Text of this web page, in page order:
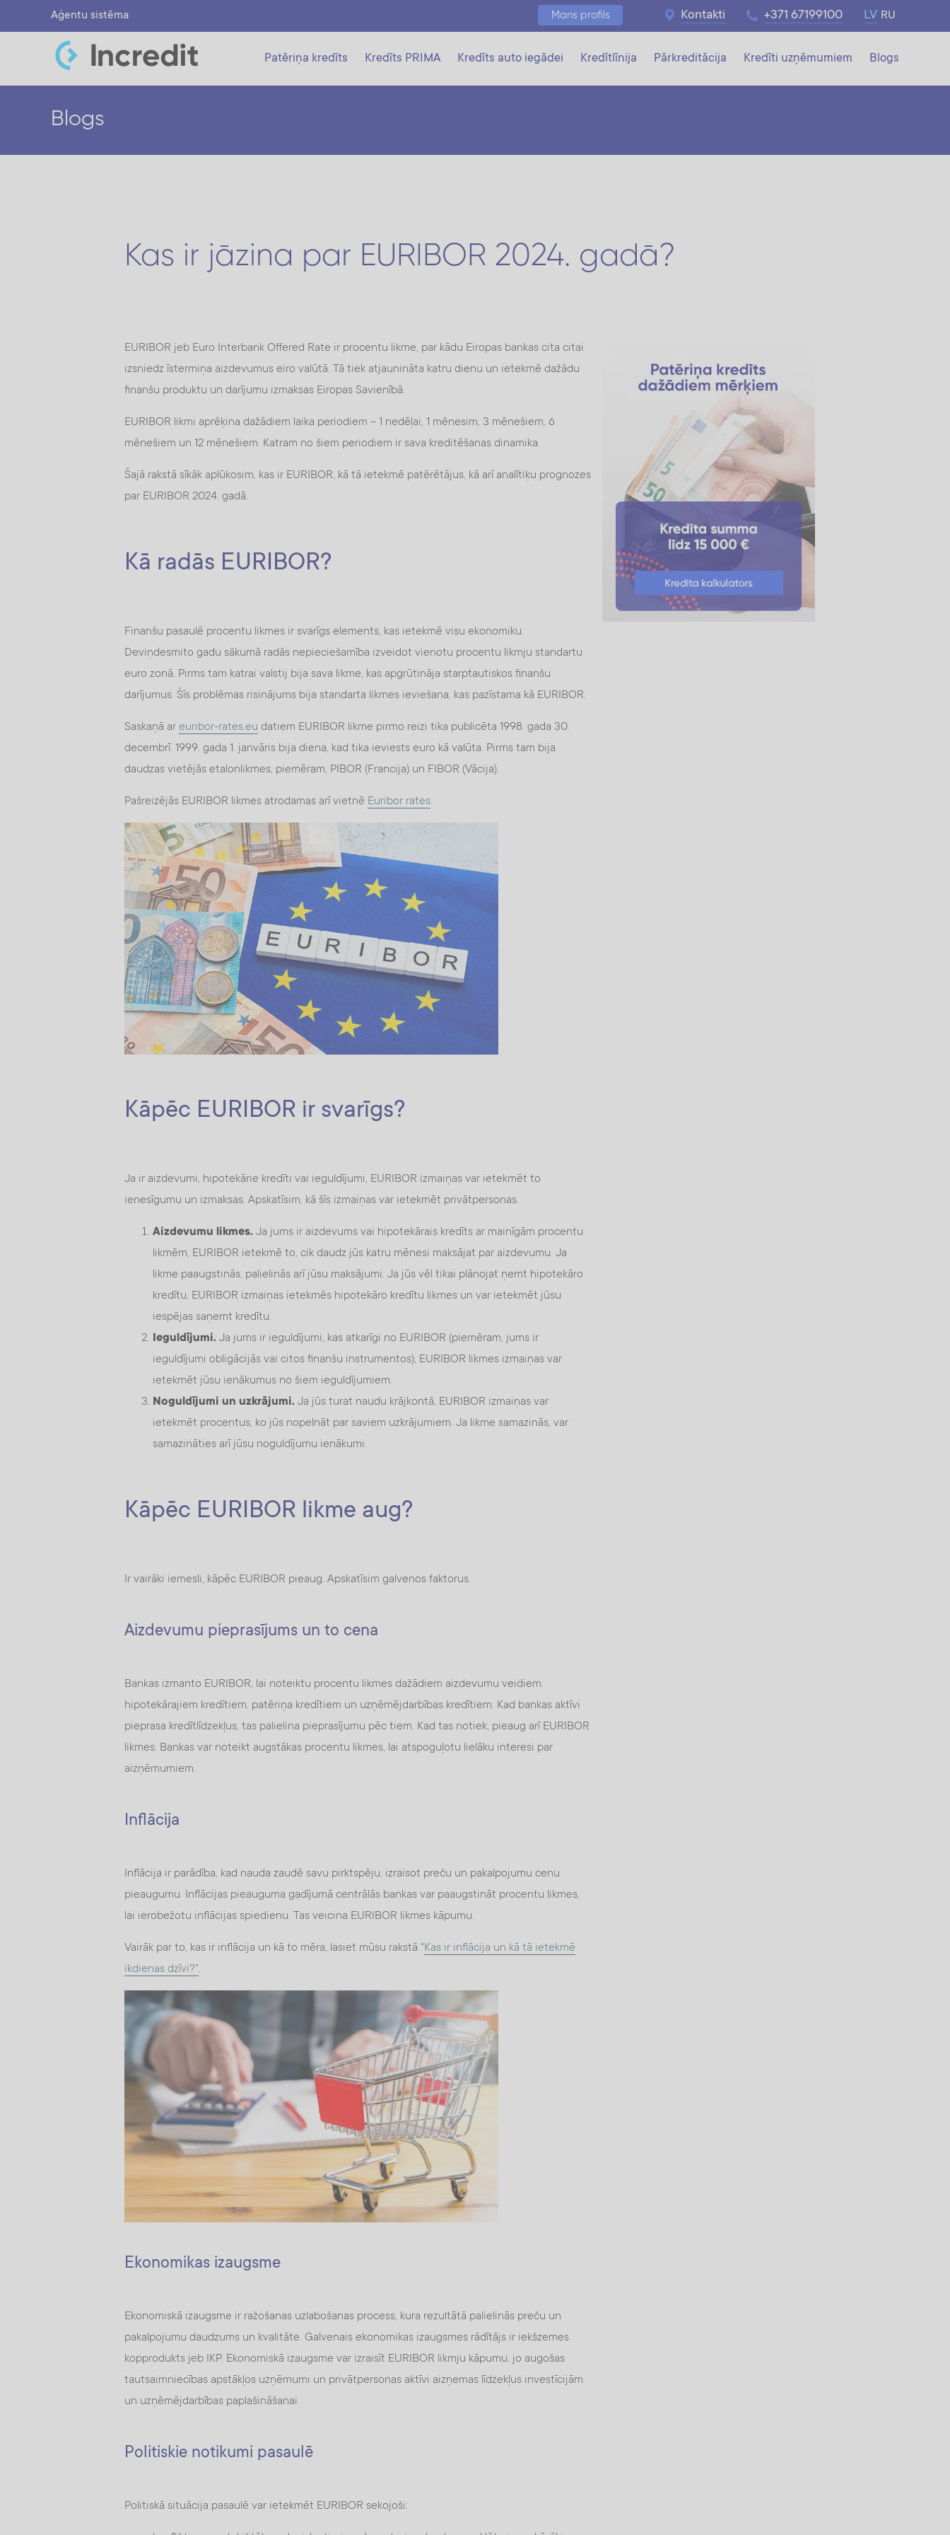
Aģentu sistēma Mans profils Kontakti +371 67199100 RU
LV
Patēriņa kredīts Kredīts PRIMA Kredīts auto iegādei Kredītlīnija Pārkreditācija Kredīti uzņēmumiem Blogs
Blogs
Kas ir jāzina par EURIBOR 2024. gadā?
EURIBOR jeb Euro Interbank Offered Rate ir procentu likme, par kādu Eiropas bankas cita citai
izsniedz īstermiņa aizdevumus eiro valūtā. Tā tiek atjaunināta katru dienu un ietekmē dažādu
finanšu produktu un darījumu izmaksas Eiropas Savienībā.
EURIBOR likmi aprēķina dažādiem laika periodiem – 1 nedēļai, 1 mēnesim, 3 mēnešiem, 6
mēnešiem un 12 mēnešiem. Katram no šiem periodiem ir sava kreditēšanas dinamika.
Šajā rakstā sīkāk aplūkosim, kas ir EURIBOR, kā tā ietekmē patērētājus, kā arī analītiķu prognozes
par EURIBOR 2024. gadā.
Kā radās EURIBOR?
Finanšu pasaulē procentu likmes ir svarīgs elements, kas ietekmē visu ekonomiku.
Deviņdesmito gadu sākumā radās nepieciešamība izveidot vienotu procentu likmju standartu
euro zonā. Pirms tam katrai valstij bija sava likme, kas apgrūtināja starptautiskos finanšu
darījumus. Šīs problēmas risinājums bija standarta likmes ieviešana, kas pazīstama kā EURIBOR.
Saskaņā ar euribor-rates.eu datiem EURIBOR likme pirmo reizi tika publicēta 1998. gada 30.
decembrī. 1999. gada 1. janvāris bija diena, kad tika ieviests euro kā valūta. Pirms tam bija
daudzas vietējās etalonlikmes, piemēram, PIBOR (Francija) un FIBOR (Vācija).
Pašreizējās EURIBOR likmes atrodamas arī vietnē Euribor rates.
Kāpēc EURIBOR ir svarīgs?
Ja ir aizdevumi, hipotekārie kredīti vai ieguldījumi, EURIBOR izmaiņas var ietekmēt to
ienesīgumu un izmaksas. Apskatīsim, kā šīs izmaiņas var ietekmēt privātpersonas.
Aizdevumu likmes. Ja jums ir aizdevums vai hipotekārais kredīts ar mainīgām procentu
likmēm, EURIBOR ietekmē to, cik daudz jūs katru mēnesi maksājat par aizdevumu. Ja
likme paaugstinās, palielinās arī jūsu maksājumi. Ja jūs vēl tikai plānojat ņemt hipotekāro
kredītu, EURIBOR izmaiņas ietekmēs hipotekāro kredītu likmes un var ietekmēt jūsu
iespējas saņemt kredītu.
Ieguldījumi. Ja jums ir ieguldījumi, kas atkarīgi no EURIBOR (piemēram, jums ir
ieguldījumi obligācijās vai citos finanšu instrumentos), EURIBOR likmes izmaiņas var
ietekmēt jūsu ienākumus no šiem ieguldījumiem.
Noguldījumi un uzkrājumi. Ja jūs turat naudu krājkontā, EURIBOR izmaiņas var
ietekmēt procentus, ko jūs nopelnāt par saviem uzkrājumiem. Ja likme samazinās, var
samazināties arī jūsu noguldījumu ienākumi.
Kāpēc EURIBOR likme aug?
Ir vairāki iemesli, kāpēc EURIBOR pieaug. Apskatīsim galvenos faktorus.
Aizdevumu pieprasījums un to cena
Bankas izmanto EURIBOR, lai noteiktu procentu likmes dažādiem aizdevumu veidiem:
hipotekārajiem kredītiem, patēriņa kredītiem un uzņēmējdarbības kredītiem. Kad bankas aktīvi
pieprasa kredītlīdzekļus, tas palielina pieprasījumu pēc tiem. Kad tas notiek, pieaug arī EURIBOR
likmes. Bankas var noteikt augstākas procentu likmes, lai atspoguļotu lielāku interesi par
aizņēmumiem.
Inflācija
Inflācija ir parādība, kad nauda zaudē savu pirktspēju, izraisot preču un pakalpojumu cenu
pieaugumu. Inflācijas pieauguma gadījumā centrālās bankas var paaugstināt procentu likmes,
lai ierobežotu inflācijas spiedienu. Tas veicina EURIBOR likmes kāpumu.
Vairāk par to, kas ir inflācija un kā to mēra, lasiet mūsu rakstā "Kas ir inflācija un kā tā ietekmē
ikdienas dzīvi?".
Ekonomikas izaugsme
Ekonomiskā izaugsme ir ražošanas uzlabošanas process, kura rezultātā palielinās preču un
pakalpojumu daudzums un kvalitāte. Galvenais ekonomikas izaugsmes rādītājs ir iekšzemes
kopprodukts jeb IKP. Ekonomiskā izaugsme var izraisīt EURIBOR likmju kāpumu, jo augošas
tautsaimniecības apstākļos uzņēmumi un privātpersonas aktīvi aizņemas līdzekļus investīcijām
un uzņēmējdarbības paplašināšanai.
Politiskie notikumi pasaulē
Politiskā situācija pasaulē var ietekmēt EURIBOR sekojoši: